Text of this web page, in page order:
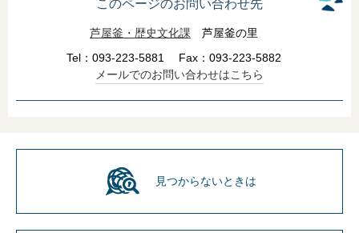
このページのお問い合わせ先
芦屋釜・歴史文化課
芦屋釜の里
Tel：093-223-5881
Fax：093-223-5882
メールでのお問い合わせはこちら
見つからないときは